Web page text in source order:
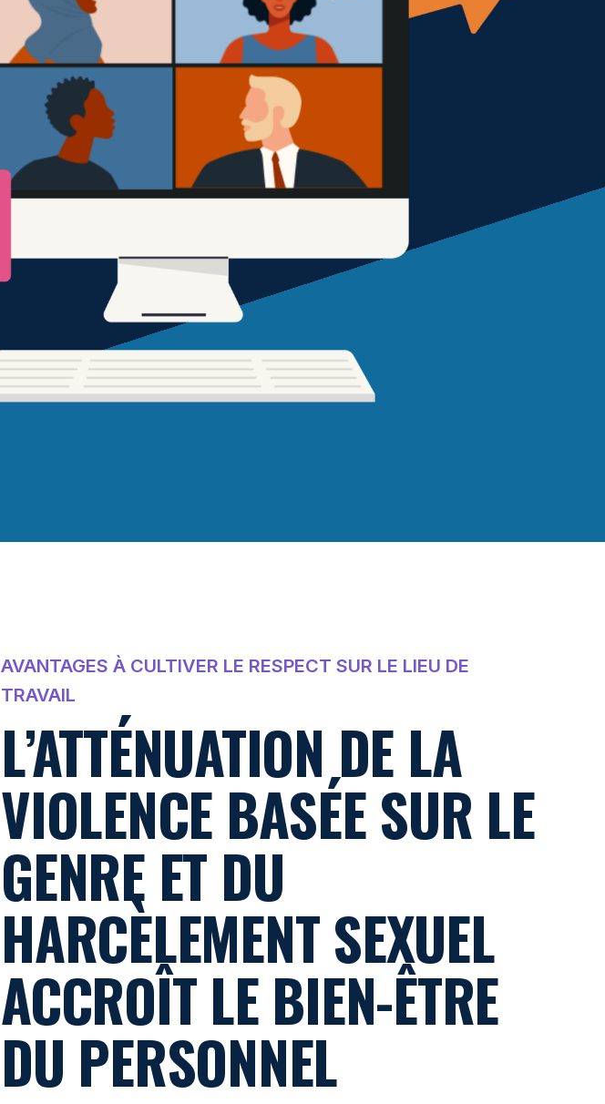
AVANTAGES À CULTIVER LE RESPECT SUR LE LIEU DE
TRAVAIL
L’ATTÉNUATION DE LA
VIOLENCE BASÉE SUR LE
GENRE ET DU
HARCÈLEMENT SEXUEL
ACCROÎT LE BIEN-ÊTRE
DU PERSONNEL